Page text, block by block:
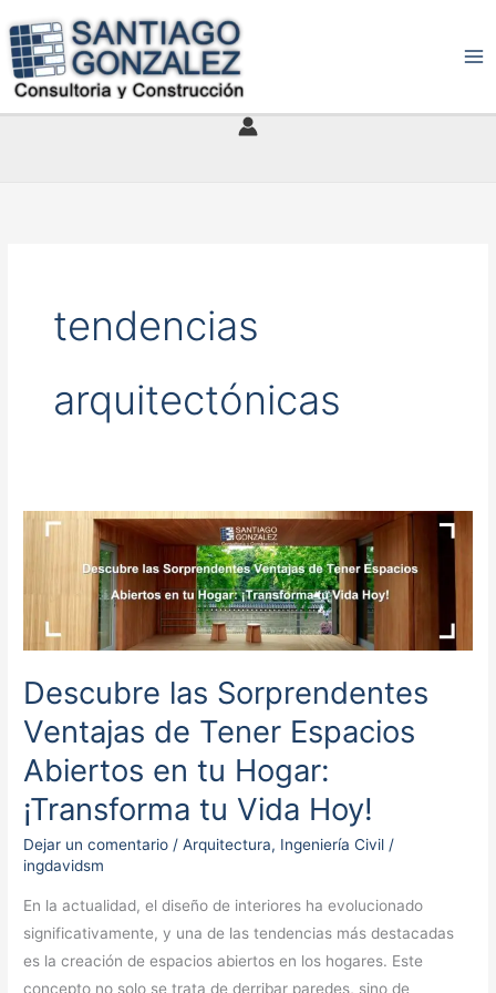
al
contenido
tendencias
arquitectónicas
Descubre las Sorprendentes
Ventajas de Tener Espacios
Abiertos en tu Hogar:
¡Transforma tu Vida Hoy!
Dejar un comentario /Arquitectura, Ingeniería Civil /
ingdavidsm
En la actualidad, el diseño de interiores ha evolucionado
significativamente, y una de las tendencias más destacadas
es la creación de espacios abiertos en los hogares. Este
concepto no solo se trata de derribar paredes, sino de
Descubre
Sorprendentes
Espacios
Abiertos
en
tu
Hogar:
¡Transforma
tu
Hoy!